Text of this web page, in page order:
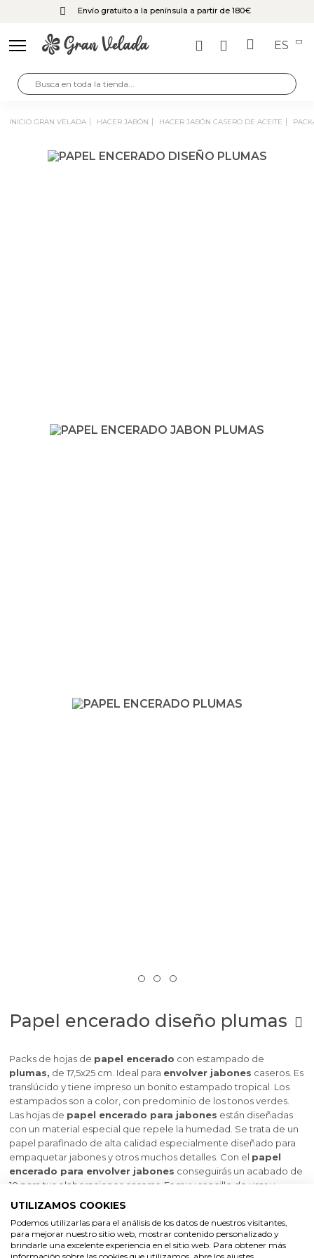
Envío gratuito a la península a partir de 180€
ES
INICIO GRAN VELADA HACER JABÓN HACER JABÓN CASERO DE ACEITE
Papel encerado diseño plumas
Packs de hojas de papel encerado con estampado de
plumas, de 17,5x25 cm. Ideal para envolver jabones caseros. Es
translúcido y tiene impreso un bonito estampado tropical. Los
estampados son a color, con predominio de los tonos verdes.
Las hojas de papel encerado para jabones están diseñadas
con un material especial que repele la humedad. Se trata de un
papel parafinado de alta calidad especialmente diseñado para
empaquetar jabones y otros muchos detalles. Con el papel
encerado para envolver jabones conseguirás un acabado de
10 para tus elaboraciones caseras. Es muy sencillo de usar y
enseñamos algunas ideas decomo envolver jabones con
papel encerado
Se vende a peso, ya cortado en hojas para
que resulte fácil de manejar.
UTILIZAMOS COOKIES
Podemos utilizarlas para el análisis de los datos de nuestros visitantes,
para mejorar nuestro sitio web, mostrar contenido personalizado y
brindarle una excelente experiencia en el sitio web. Para obtener más
información sobre las cookies que utilizamos, abre los ajustes.